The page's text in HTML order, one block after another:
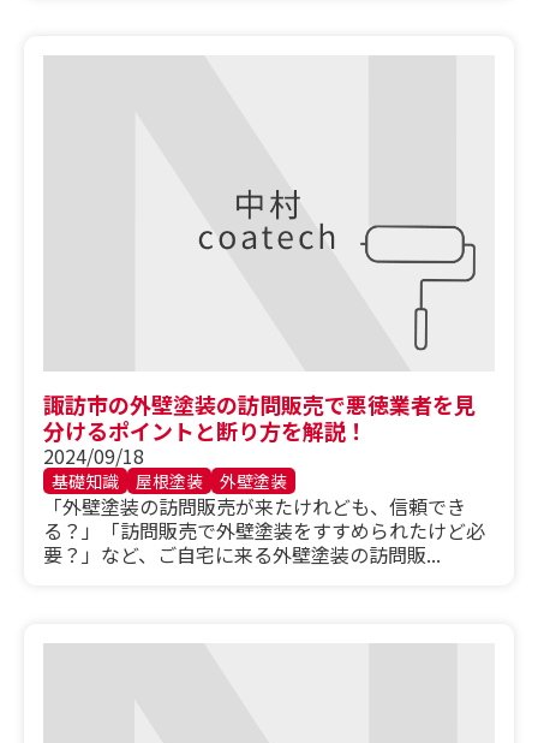
諏訪市の外壁塗装の訪問販売で悪徳業者を見
分けるポイントと断り方を解説！
2024/09/18
基礎知識 屋根塗装 外壁塗装
「外壁塗装の訪問販売が来たけれども、信頼でき
る？」「訪問販売で外壁塗装をすすめられたけど必
要？」など、ご自宅に来る外壁塗装の訪問販...